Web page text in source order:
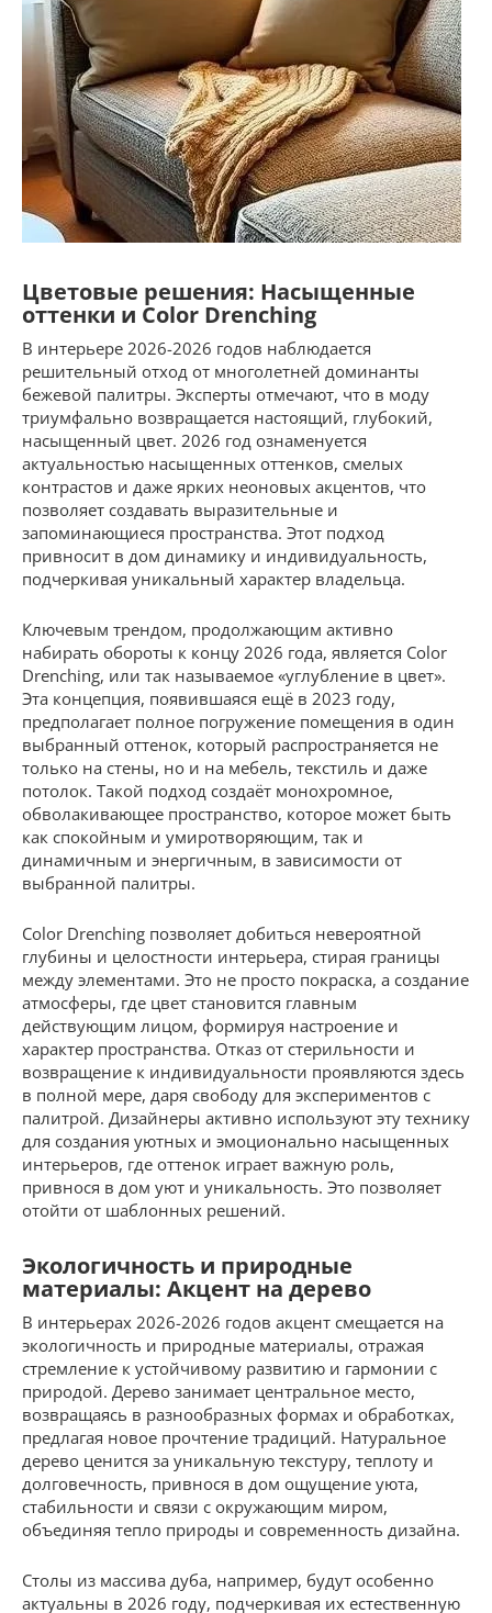
Цветовые решения: Насыщенные
оттенки и Color Drenching
В интерьере 2026-2026 годов наблюдается
решительный отход от многолетней доминанты
бежевой палитры. Эксперты отмечают, что в моду
триумфально возвращается настоящий, глубокий,
насыщенный цвет. 2026 год ознаменуется
актуальностью насыщенных оттенков, смелых
контрастов и даже ярких неоновых акцентов, что
позволяет создавать выразительные и
запоминающиеся пространства. Этот подход
привносит в дом динамику и индивидуальность,
подчеркивая уникальный характер владельца.
Ключевым трендом, продолжающим активно
набирать обороты к концу 2026 года, является Color
Drenching, или так называемое «углубление в цвет».
Эта концепция, появившаяся ещё в 2023 году,
предполагает полное погружение помещения в один
выбранный оттенок, который распространяется не
только на стены, но и на мебель, текстиль и даже
потолок. Такой подход создаёт монохромное,
обволакивающее пространство, которое может быть
как спокойным и умиротворяющим, так и
динамичным и энергичным, в зависимости от
выбранной палитры.
Color Drenching позволяет добиться невероятной
глубины и целостности интерьера, стирая границы
между элементами. Это не просто покраска, а создание
атмосферы, где цвет становится главным
действующим лицом, формируя настроение и
характер пространства. Отказ от стерильности и
возвращение к индивидуальности проявляются здесь
в полной мере, даря свободу для экспериментов с
палитрой. Дизайнеры активно используют эту технику
для создания уютных и эмоционально насыщенных
интерьеров, где оттенок играет важную роль,
привнося в дом уют и уникальность. Это позволяет
отойти от шаблонных решений.
Экологичность и природные
материалы: Акцент на дерево
В интерьерах 2026-2026 годов акцент смещается на
экологичность и природные материалы, отражая
стремление к устойчивому развитию и гармонии с
природой. Дерево занимает центральное место,
возвращаясь в разнообразных формах и обработках,
предлагая новое прочтение традиций. Натуральное
дерево ценится за уникальную текстуру, теплоту и
долговечность, привнося в дом ощущение уюта,
стабильности и связи с окружающим миром,
объединяя тепло природы и современность дизайна.
Столы из массива дуба, например, будут особенно
актуальны в 2026 году, подчеркивая их естественную